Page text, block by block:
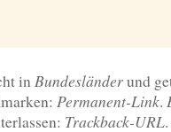
inBundesländerund
Permanent-Link.
Trackback-URL.